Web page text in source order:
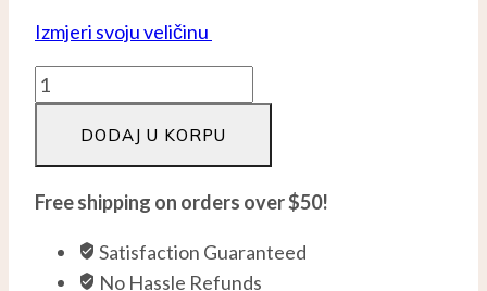
Izmjeri svoju veličinu
Burma
oci
Srebro
925
DODAJ U KORPU
Free shipping on orders over $50!
Satisfaction Guaranteed
No Hassle Refunds